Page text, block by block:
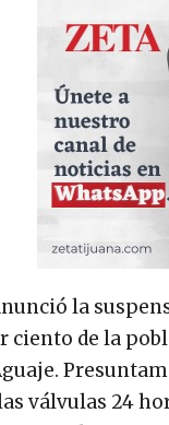
la
ciento de la
válvulas 24